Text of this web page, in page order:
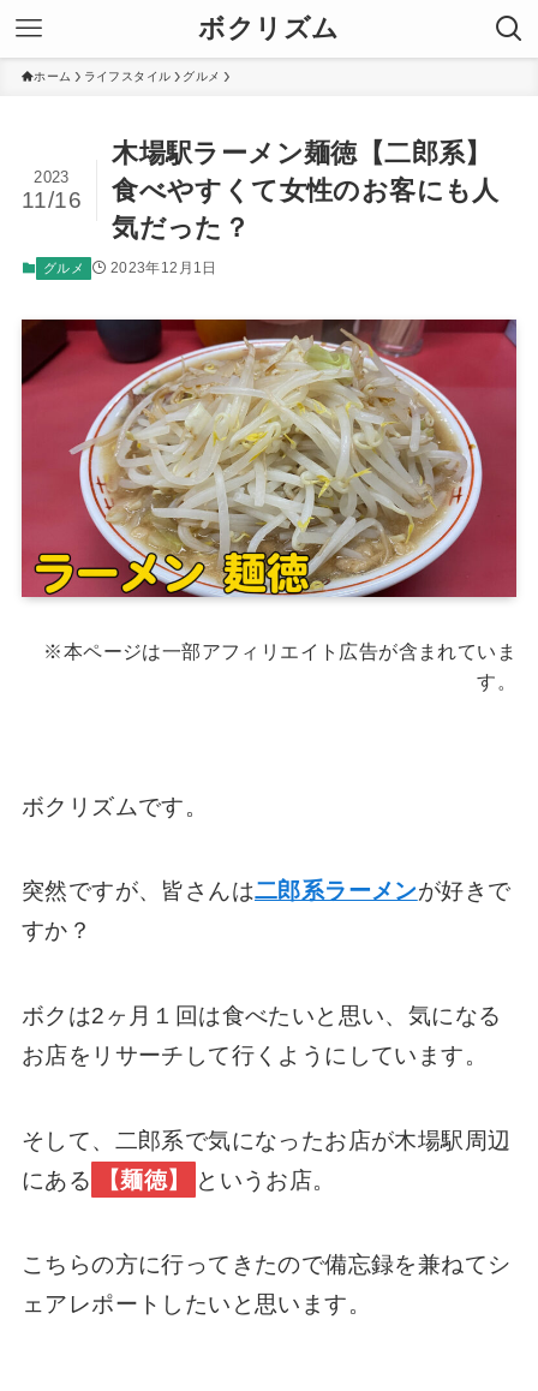
ボクリズム
ホーム ライフスタイル グルメ
木場駅ラーメン麺徳【二郎系】
食べやすくて女性のお客にも人
気だった？
2023
11/16
グルメ 2023年12月1日
※本ページは一部アフィリエイト広告が含まれていま
す。
ボクリズムです。
突然ですが、皆さんは二郎系ラーメンが好きで
すか？
ボクは2ヶ月１回は食べたいと思い、気になる
お店をリサーチして行くようにしています。
そして、二郎系で気になったお店が木場駅周辺
にある
【麺徳】 というお店。
こちらの方に行ってきたので備忘録を兼ねてシ
ェアレポートしたいと思います。